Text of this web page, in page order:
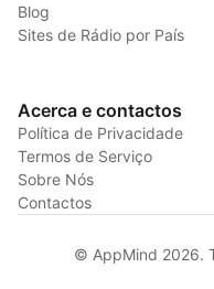
Blog
Sites de Rádio por País
Acerca e contactos
Política de Privacidade
Termos de Serviço
Sobre Nós
Contactos
© AppMind 2026.